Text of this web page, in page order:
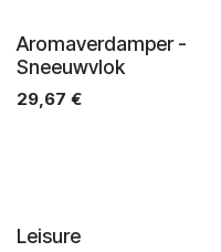
Aromaverdamper -
Sneeuwvlok
29,67 €
Leisure